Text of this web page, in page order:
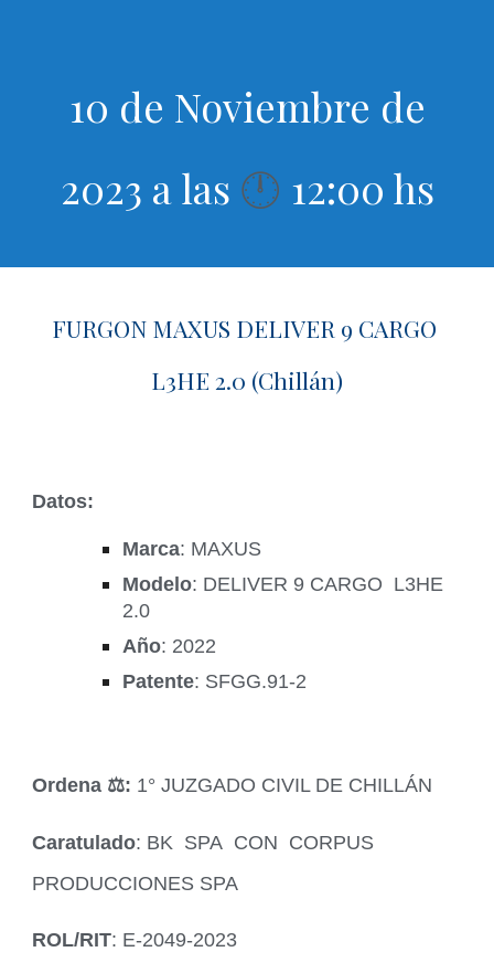
10 de Noviembre de
2023 a las 🕛 12:00 hs
FURGON MAXUS DELIVER 9 CARGO
L3HE 2.0 (Chillán)
Datos:
Marca: MAXUS
Modelo: DELIVER 9 CARGO L3HE
2.0
Año: 2022
Patente: SFGG.91-2
Ordena ‍⚖️: 1° JUZGADO CIVIL DE CHILLÁN
Caratulado: BK SPA CON CORPUS
PRODUCCIONES SPA
ROL/RIT: E-2049-2023